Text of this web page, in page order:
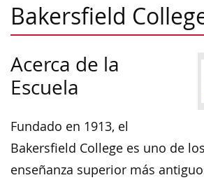
Bakersfield
Acerca de la
Escuela
Fundado en 1913, el
Bakersfield College es uno de
enseñanza superior más